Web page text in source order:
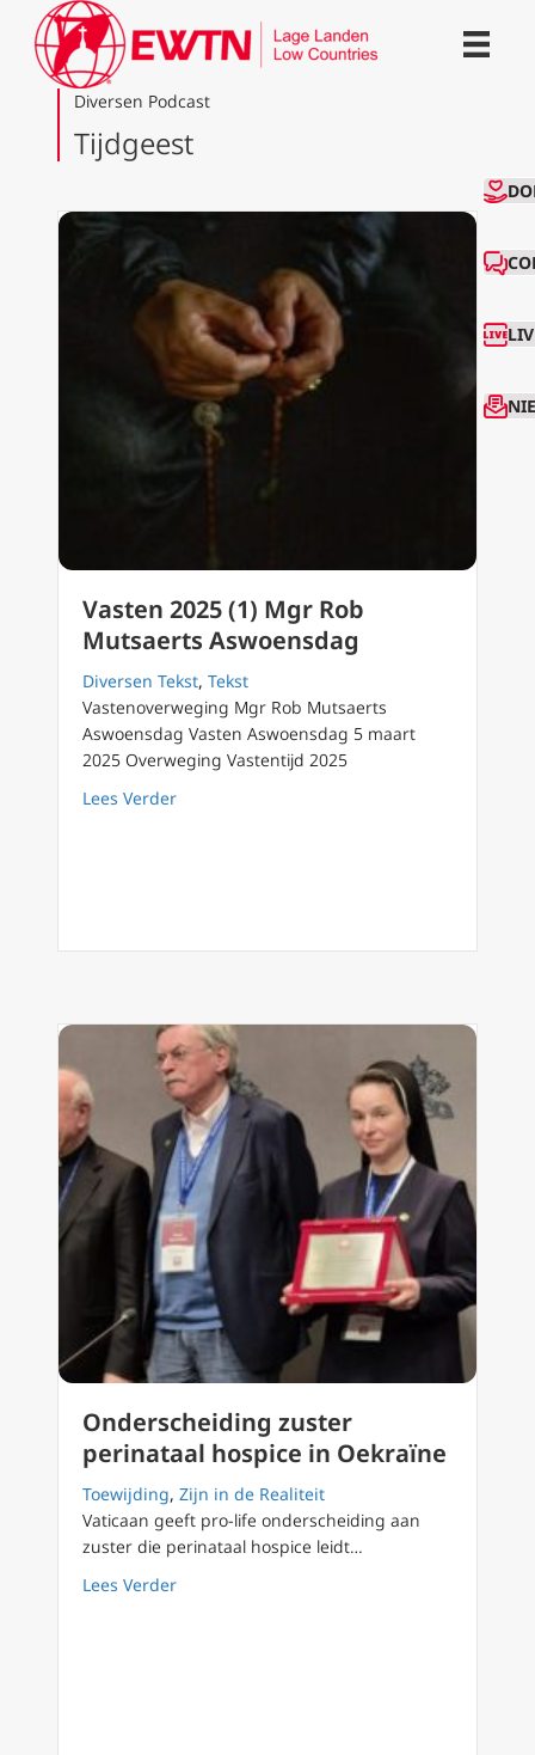
Diversen Podcast
Tijdgeest
Vasten 2025 (1) Mgr Rob
Mutsaerts Aswoensdag
Diversen Tekst, Tekst
Vastenoverweging Mgr Rob Mutsaerts
Aswoensdag Vasten Aswoensdag 5 maart
2025 Overweging Vastentijd 2025
Lees Verderabout Vasten 2025 (1) Mgr Rob Mutsaerts
Onderscheiding zuster
perinataal hospice in Oekraïne
Toewijding, Zijn in de Realiteit
Vaticaan geeft pro-life onderscheiding aan
zuster die perinataal hospice leidt…
Lees Verderabout Onderscheiding zuster perinataal